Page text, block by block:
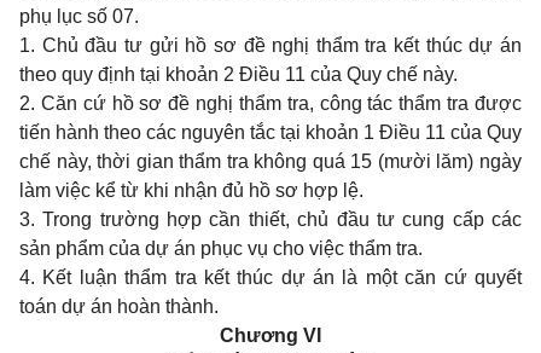
phụ lục số 07.
1. Chủ đầu tư gửi hồ sơ đề nghị thẩm tra kết thúc dự án
theo quy định tại khoản 2 Điều 11 của Quy chế này.
2. Căn cứ hồ sơ đề nghị thẩm tra, công tác thẩm tra được
tiến hành theo các nguyên tắc tại khoản 1 Điều 11 của Quy
chế này, thời gian thẩm tra không quá 15 (mười lăm) ngày
làm việc kể từ khi nhận đủ hồ sơ hợp lệ.
3. Trong trường hợp cần thiết, chủ đầu tư cung cấp các
sản phẩm của dự án phục vụ cho việc thẩm tra.
4. Kết luận thẩm tra kết thúc dự án là một căn cứ quyết
toán dự án hoàn thành.
Chương VI